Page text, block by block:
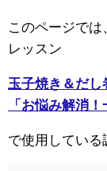
このページで
レッスン
玉子焼き＆だし
「お悩み解消
で使用している